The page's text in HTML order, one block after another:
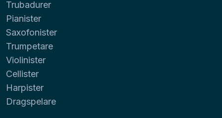
Trubadurer
Pianister
Saxofonister
Trumpetare
Violinister
Cellister
Harpister
Dragspelare